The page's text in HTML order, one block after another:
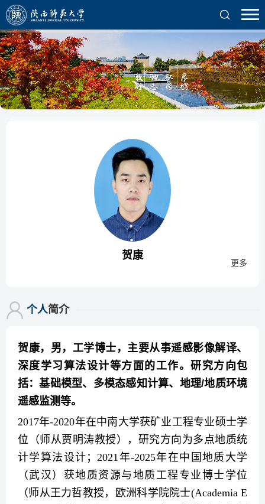
贺康
更多
个人简介
贺康，男，工学博士，主要从事遥感影像解译、
深度学习算法设计等方面的工作。研究方向包
括：基础模型、多模态感知计算、地理/地质环境
遥感监测等。
2017年-2020年在中南大学获矿业工程专业硕士学
位（师从贾明涛教授），研究方向为多点地质统
计学算法设计； 2021 年-2025年在中国地质大学
（武汉）获地质资源与地质工程专业博士学位
（师从王力哲教授，欧洲科学院院士(Academia E